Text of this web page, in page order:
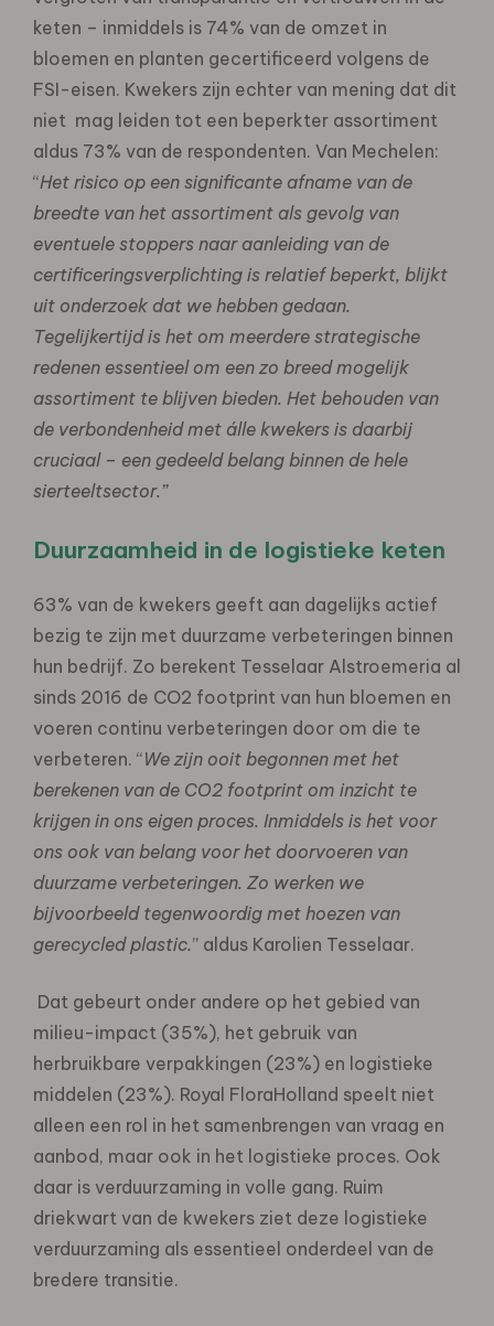
keten – inmiddels is 74% van de omzet in
bloemen en planten gecertificeerd volgens de
FSI-eisen. Kwekers zijn echter van mening dat dit
niet mag leiden tot een beperkter assortiment
aldus 73% van de respondenten. Van Mechelen:
“Het risico op een significante afname van de
breedte van het assortiment als gevolg van
eventuele stoppers naar aanleiding van de
certificeringsverplichting is relatief beperkt, blijkt
uit onderzoek dat we hebben gedaan.
Tegelijkertijd is het om meerdere strategische
redenen essentieel om een zo breed mogelijk
assortiment te blijven bieden. Het behouden van
de verbondenheid met álle kwekers is daarbij
cruciaal – een gedeeld belang binnen de hele
sierteeltsector.”
Duurzaamheid in de logistieke keten
63% van de kwekers geeft aan dagelijks actief
bezig te zijn met duurzame verbeteringen binnen
hun bedrijf. Zo berekent Tesselaar Alstroemeria al
sinds 2016 de CO2 footprint van hun bloemen en
voeren continu verbeteringen door om die te
verbeteren. “We zijn ooit begonnen met het
berekenen van de CO2 footprint om inzicht te
krijgen in ons eigen proces. Inmiddels is het voor
ons ook van belang voor het doorvoeren van
duurzame verbeteringen. Zo werken we
bijvoorbeeld tegenwoordig met hoezen van
gerecycled plastic.” aldus Karolien Tesselaar.
Dat gebeurt onder andere op het gebied van
milieu-impact (35%), het gebruik van
herbruikbare verpakkingen (23%) en logistieke
middelen (23%). Royal FloraHolland speelt niet
alleen een rol in het samenbrengen van vraag en
aanbod, maar ook in het logistieke proces. Ook
daar is verduurzaming in volle gang. Ruim
driekwart van de kwekers ziet deze logistieke
verduurzaming als essentieel onderdeel van de
bredere transitie.